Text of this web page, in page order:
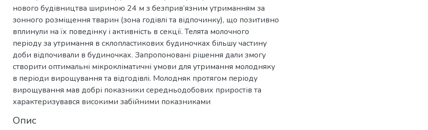
нового будівництва шириною 24 м з безприв’язним утриманням за
зонного розміщення тварин (зона годівлі та відпочинку), що позитивно
вплинули на їх поведінку і активність в секції. Телята молочного
періоду за утримання в склопластикових будиночках більшу частину
доби відпочивали в будиночках. Запропоновані рішення дали змогу
створити оптимальні мікрокліматичні умови для утримання молодняку
в періоди вирощування та відгодівлі. Молодняк протягом періоду
вирощування мав добрі показники середньодобових приростів та
характеризувався високими забійними показниками
Опис